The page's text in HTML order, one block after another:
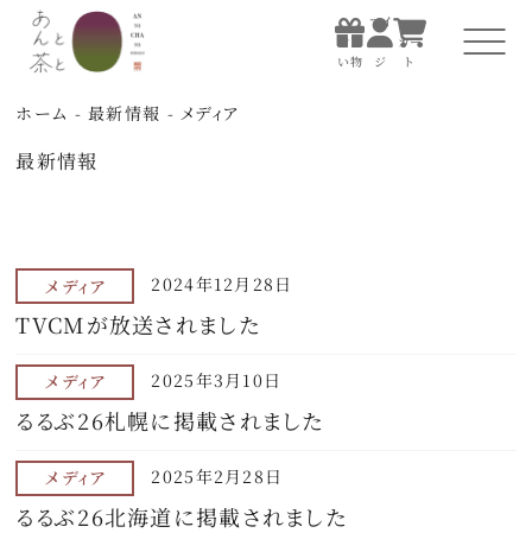
お買
い物
マイ
ペー
ジ
カー
ト
い物
ジ
ト
すべての商品
お店で楽しむ
贈る
知る・体験する
ホーム -最新情報 -メディア
最新情報
メディア 2024年12月28日
TVCMが放送されました
メディア 2025年3月10日
るるぶ26札幌に掲載されました
メディア 2025年2月28日
るるぶ26北海道に掲載されました